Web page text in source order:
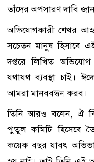
তাঁদের অপসারণ দাবি
অভিযোগকারী শেখর
সচেতন মানুষ হিসাবে
দপ্তরে লিখিত
যথাযথ ব্যবস্থা চাই।
আমরা মানববন্ধন করব।
তিনি আরও বলেন, ঐ
পুতুল কমিটি হিসেবে
কয়েক বছর যাবৎ